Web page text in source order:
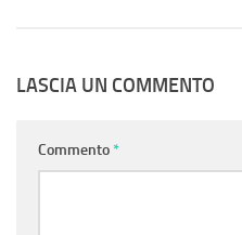
LASCIA UN COMMENTO
Commento*